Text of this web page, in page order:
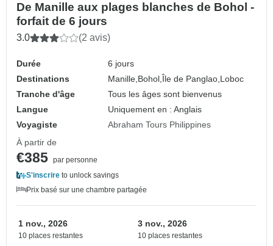
De Manille aux plages blanches de Bohol -
forfait de 6 jours
3.0 (2 avis)
Durée
6 jours
Destinations
Manille,Bohol,Île de Panglao,Loboc
Tranche d'âge
Tous les âges sont bienvenus
Langue
Uniquement en : Anglais
Voyagiste
Abraham Tours Philippines
À partir de
€385 par personne
S'inscrire to unlock savings
Prix basé sur une chambre partagée
1 nov., 2026
10 places restantes
3 nov., 2026
10 places restantes